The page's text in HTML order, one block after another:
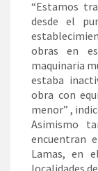
“Estamos
desde el
obras en
maquinaria
estaba
obra con
menor” ,
Asimismo
encuentran
Lamas, en